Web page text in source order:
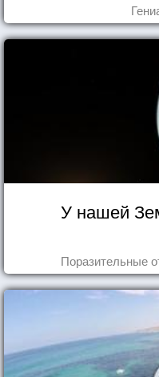
У нашей
Поразительные